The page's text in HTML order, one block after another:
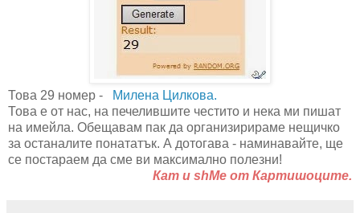
Това 29 номер -
Милена Цилкова.
Това е от нас, на печелившите честито и нека ми пишат
на имейла. Обещавам пак да организирираме нещичко
за останалите понататък. А дотогава - наминавайте, ще
се постараем да сме ви максимално полезни!
Кат и shMe от Картишоците.